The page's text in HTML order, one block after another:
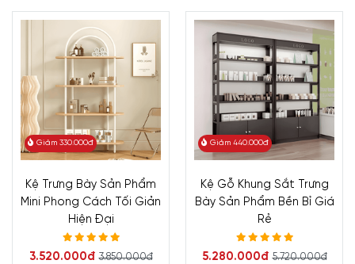
Giảm 330.000đ
Kệ Trưng Bày Sản Phẩm
Mini Phong Cách Tối Giản
Hiện Đại
3.520.000đ 3.850.000đ
Giảm 440.000đ
Kệ Gỗ Khung Sắt Trưng
Bày Sản Phẩm Bền Bỉ Giá
Rẻ
5.280.000đ 5.720.000đ